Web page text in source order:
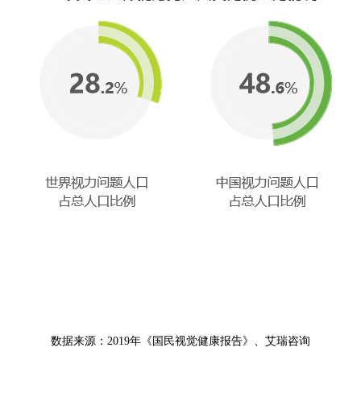
数据来源：2019年《国民视觉健康报告》、艾瑞咨询